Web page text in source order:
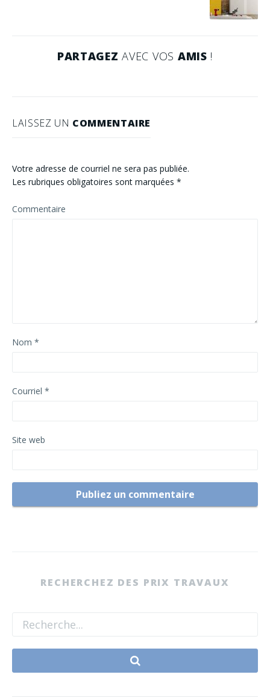
PARTAGEZ AVEC VOS AMIS !
LAISSEZ UN COMMENTAIRE
Votre adresse de courriel ne sera pas publiée.
Les rubriques obligatoires sont marquées *
Commentaire
Nom *
Courriel *
Site web
RECHERCHEZ DES PRIX TRAVAUX